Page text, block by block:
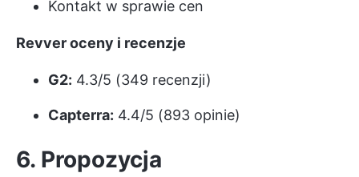
Kontakt w sprawie cen
Revver oceny i recenzje
G2: 4.3/5 (349 recenzji)
Capterra: 4.4/5 (893 opinie)
6. Propozycja